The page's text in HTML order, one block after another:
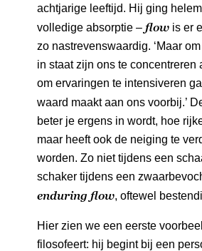
achtjarige leeftijd. Hij ging
volledige absorptie – flow is er
zo nastrevenswaardig. ‘Maar
in staat zijn ons te
om ervaringen te intensiveren
waard maakt aan ons voorbij.’
beter je ergens in wordt, hoe
maar heeft ook de neiging te
worden. Zo niet tijdens een
schaker tijdens een
enduring flow, oftewel
Hier zien we een eerste
filosofeert: hij begint bij een